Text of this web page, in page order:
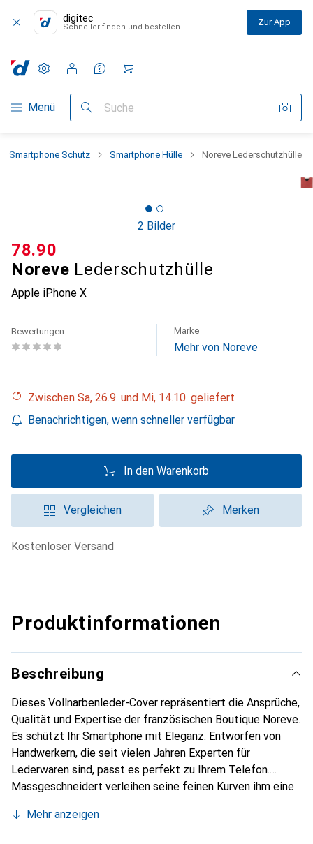
digitec
Schneller finden und bestellen Zur App
Navigation nach Kategorien
Menü Suche
Einstellungen
Kundenkonto
Vergleichslisten
Merklisten
Warenkorb
Smartphone Schutz Smartphone Hülle Noreve Lederschutzhülle
2 Bilder
Noreve Lederschutzhülle
Apple iPhone X
CHF
78.90
Bewertungen Marke
Mehr von Noreve
Zwischen Sa, 26.9. und Mi, 14.10. geliefert
Benachrichtigen, wenn schneller verfügbar
In den Warenkorb
Vergleichen Merken
kostenloser Versand
Produktinformationen
Beschreibung
Dieses Vollnarbenleder-Cover repräsentiert die Ansprüche,
Qualität und Expertise der französischen Boutique Noreve.
Es schützt Ihr Smartphone mit Eleganz. Entworfen von
Handwerkern, die seit vielen Jahren Experten für
Lederwaren sind, passt es perfekt zu Ihrem Telefon.
Massgeschneidert verleihen seine feinen Kurven ihm eine
unverzichtbaren Accessoire für Ihr Smartphone.
Mehr anzeigen